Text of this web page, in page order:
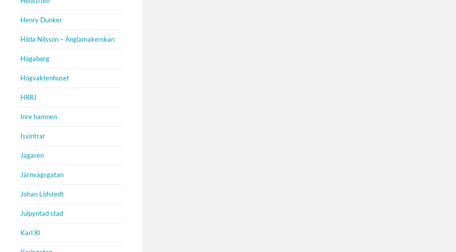
Henry Dunker
Hilda Nilsson – Änglamakerskan
Högaborg
Högvaktenhuset
HRRJ
Inre hamnen
Isvintrar
Jägaren
Järnvägsgatan
Johan Löfstedt
Julpyntad stad
Karl XI